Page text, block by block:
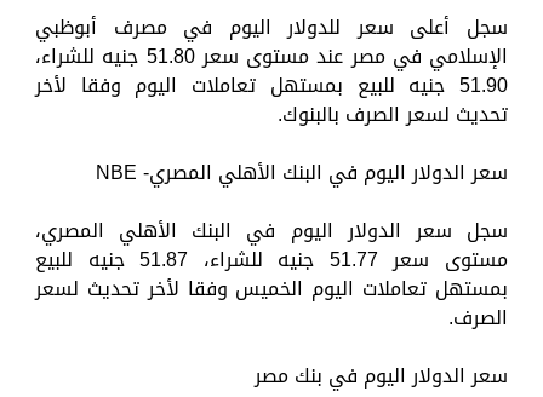
سجل أعلى سعر للدولار اليوم في مصرف أبوظبي
الإسلامي في مصر عند مستوى سعر 51.80 جنيه للشراء،
51.90 جنيه للبيع بمستهل تعاملات اليوم وفقا لأخر
تحديث لسعر الصرف بالبنوك.
سعر الدولار اليوم في البنك الأهلي المصري- NBE
سجل سعر الدولار اليوم في البنك الأهلي المصري،
مستوى سعر 51.77 جنيه للشراء، 51.87 جنيه للبيع
بمستهل تعاملات اليوم الخميس وفقا لأخر تحديث لسعر
الصرف.
سعر الدولار اليوم في بنك مصر